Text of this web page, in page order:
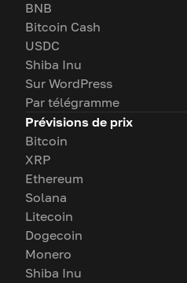
BNB
Bitcoin Cash
USDC
Shiba Inu
Sur WordPress
Par télégramme
Prévisions de prix
Bitcoin
XRP
Ethereum
Solana
Litecoin
Dogecoin
Monero
Shiba Inu